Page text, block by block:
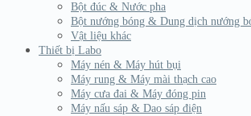
Bột đúc & Nước pha
Bột nướng bóng & Dung dịch nướng
Vật liệu khác
Thiết bị Labo
Máy nén & Máy hút bụi
Máy rung & Máy mài thạch cao
Máy cưa đai & Máy đóng pin
Máy nấu sáp & Dao sáp điện